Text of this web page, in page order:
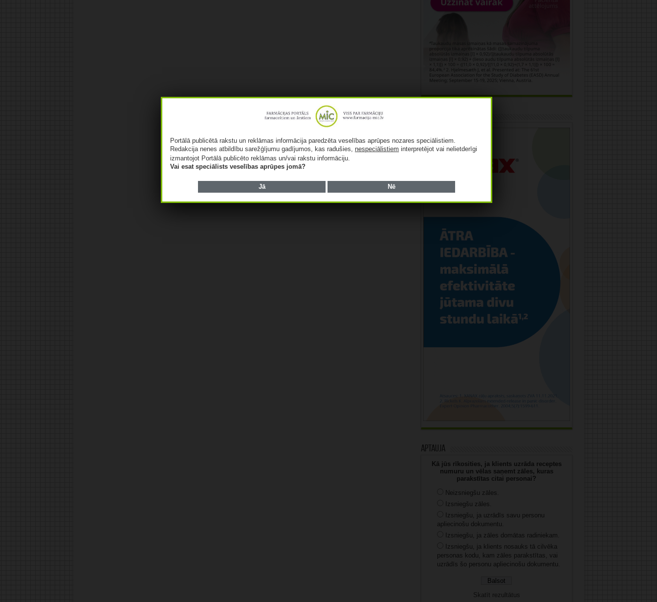
Aptauja
Kā jūs rīkosities, ja klients uzrāda receptes
numuru un vēlas saņemt zāles, kuras
parakstītas citai personai?
Neizsniegšu zāles.
Izsniegšu zāles.
Izsniegšu, ja uzrādīs savu personu
apliecinošu dokumentu.
Izsniegšu, ja zāles domātas radiniekam.
Izsniegšu, ja klients nosauks tā cilvēka
personas kodu, kam zāles parakstītas, vai
uzrādīs šo personu apliecinošu dokumentu.
Skatīt rezultātus
Portālā publicētā rakstu un reklāmas informācija paredzēta veselības aprūpes nozares speciālistiem.
Redakcija nenes atbildību sarežģījumu gadījumos, kas radušies,nespeciālistiem interpretējot vai nelietderīgi
izmantojot Portālā publicēto reklāmas un/vai rakstu informāciju.
Vai esat speciālists veselības aprūpes jomā?
Jā Nē